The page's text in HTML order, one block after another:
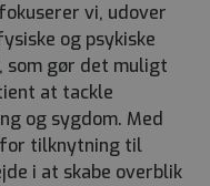
vi, udover
og psykiske
gør det muligt
at tackle
og sygdom. Med
for tilknytning til
i at skabe overblik